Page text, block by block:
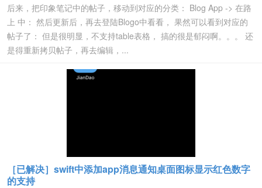
后来，把印象笔记中的帖子，移动到对应的分类： Blog App -> 在路
上 中： 然后更新后，再去登陆Blogo中看看， 果然可以看到对应的
帖子了： 但是很明显，不支持table表格， 搞的很是郁闷啊。。。 还
是得重新拷贝帖子，再去编辑，...
［已解决］swift中添加app消息通知桌面图标显示红色数字
的支持